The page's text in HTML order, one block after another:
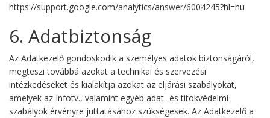
https://support.google.com/analytics/answer/6004245?hl=hu
6. Adatbiztonság
Az Adatkezelő gondoskodik a személyes adatok biztonságáról,
megteszi továbbá azokat a technikai és szervezési
intézkedéseket és kialakítja azokat az eljárási szabályokat,
amelyek az Infotv., valamint egyéb adat- és titokvédelmi
szabályok érvényre juttatásához szükségesek. Az Adatkezelő a